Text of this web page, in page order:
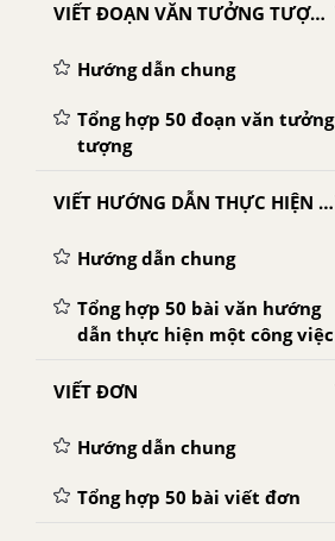
VIẾT ĐOẠN VĂN TƯỞNG TƯỢNG
Hướng dẫn chung
Tổng hợp 50 đoạn văn tưởng
tượng
VIẾT HƯỚNG DẪN THỰC HIỆN MỘT CÔNG VIỆC
Hướng dẫn chung
Tổng hợp 50 bài văn hướng
dẫn thực hiện một công việc
VIẾT ĐƠN
Hướng dẫn chung
Tổng hợp 50 bài viết đơn